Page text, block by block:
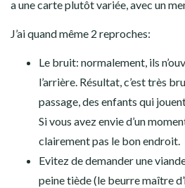
a une carte plutôt variée, avec un
J’ai quand même 2 reproches:
Le bruit: normalement, ils
l’arrière. Résultat, c’est très
passage, des enfants qui
Si vous avez envie d’un
clairement pas le bon endroit.
Evitez de demander une
peine tiède (le beurre maître